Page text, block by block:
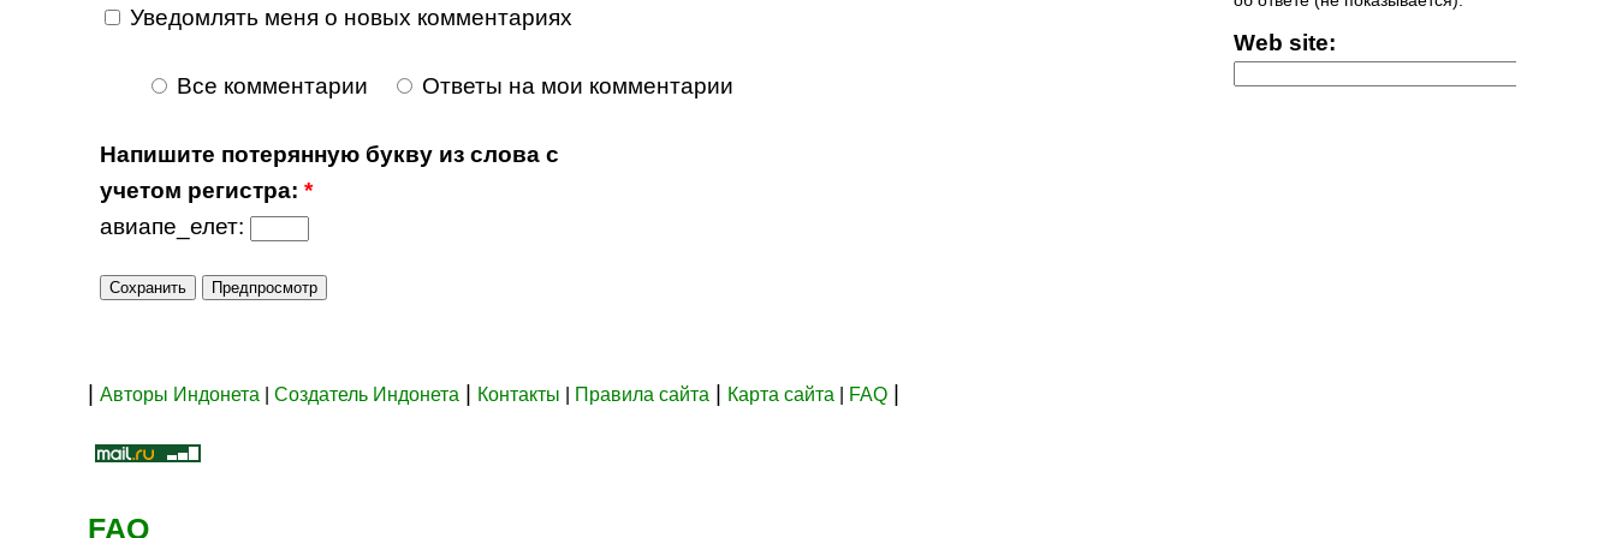
Web site:
Уведомлять меня о новых комментариях
Все комментарии Ответы на мои комментарии
Напишите потерянную букву из слова с
учетом регистра: *
авиапе_елет:
Авторы Индонета Создатель Индонета Контакты Правила сайта Карта сайта FAQ|
FAQ